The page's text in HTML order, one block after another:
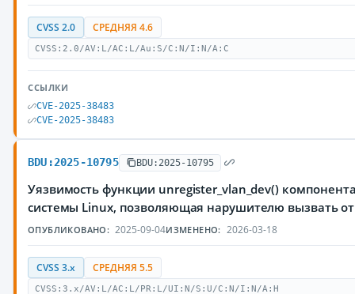
CVSS 2.0 СРЕДНЯЯ 4.6
CVSS:2.0/AV:L/AC:L/Au:S/C:N/I:N/A:C
ССЫЛКИ
CVE-2025-38483
CVE-2025-38483
BDU:2025-10795 BDU:2025-10795
Уязвимость функции unregister_vlan_dev()
системы Linux, позволяющая нарушителю вызвать
ОПУБЛИКОВАНО: 2025-09-04ИЗМЕНЕНО: 2026-03-18
CVSS 3.x СРЕДНЯЯ 5.5
CVSS:3.x/AV:L/AC:L/PR:L/UI:N/S:U/C:N/I:N/A:H